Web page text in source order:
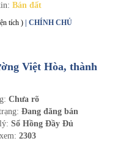
Bán đất
tích ) | CHÍNH CHỦ
Việt Hòa, thành
Chưa rõ
Đang đăng bán
Sổ Hồng Đầy Đủ
2303